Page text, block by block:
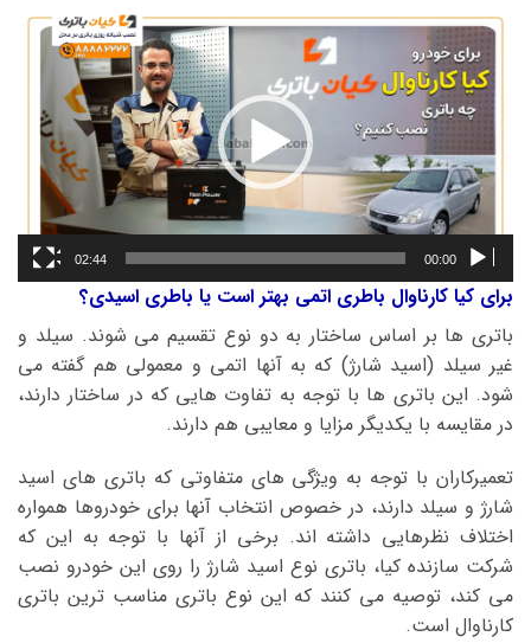
نمایشگر
ویدیو
00:00
02:44
برای کیا کارناوال باطری اتمی بهتر است یا باطری اسیدی؟
باتری ها بر اساس ساختار به دو نوع تقسیم می شوند. سیلد و
غیر سیلد (اسید شارژ) که به آنها اتمی و معمولی هم گفته می
شود. این باتری ها با توجه به تفاوت هایی که در ساختار دارند،
در مقایسه با یکدیگر مزایا و معایبی هم دارند.
تعمیرکاران با توجه به ویژگی های متفاوتی که باتری های اسید
شارژ و سیلد دارند، در خصوص انتخاب آنها برای خودروها همواره
اختلاف نظرهایی داشته اند. برخی از آنها با توجه به این که
شرکت سازنده کیا، باتری نوع اسید شارژ را روی این خودرو نصب
می کند، توصیه می کنند که این نوع باتری مناسب ترین باتری
کارناوال است.